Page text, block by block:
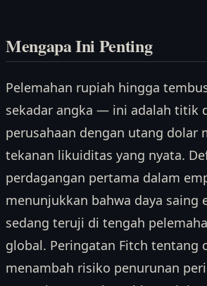
Mengapa Ini Penting
Pelemahan rupiah hingga
sekadar angka — ini adalah titik
perusahaan dengan utang dolar
tekanan likuiditas yang nyata.
perdagangan pertama dalam
menunjukkan bahwa daya saing
sedang teruji di tengah
global. Peringatan Fitch tentang
menambah risiko penurunan